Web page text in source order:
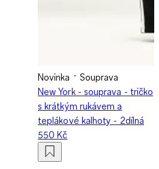
Novinka
Souprava
New York - souprava - tričko
s krátkým rukávem a
teplákové kalhoty - 2dílná
550 Kč